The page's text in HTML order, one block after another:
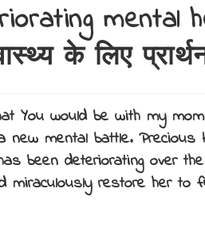
mental
के लिए
You would be with my
mental battle. Precious
been deteriorating over
miraculously restore her to